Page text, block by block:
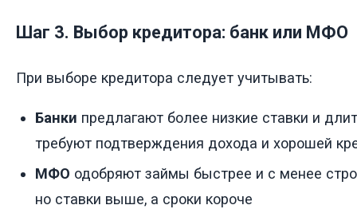
Шаг 3. Выбор кредитора: банк или МФО
При выборе кредитора следует учитывать:
Банки предлагают более низкие ставки и
требуют подтверждения дохода и хорошей
МФО одобряют займы быстрее и с менее
но ставки выше, а сроки короче